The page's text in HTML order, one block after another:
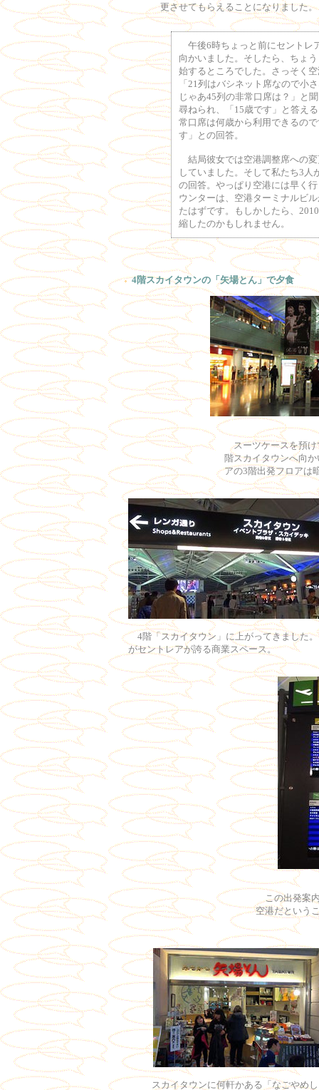
更させてもらえることになりました。
午後6時ちょっと前にセントレ
向かいました。そしたら、ちょ
始するところでした。さっそく
「21列はバシネット席なので小
じゃあ45列の非常口席は？」と
尋ねられ、「15歳です」と答え
常口席は何歳から利用できるの
す」との回答。
結局彼女では空港調整席への
していました。そして私たち3
の回答。やっぱり空港には早く
ウンターは、空港ターミナルビ
たはずです。もしかしたら、
縮したのかもしれません。
4階スカイタウンの「矢場とん」で夕食
スーツケースを預け
階スカイタウンへ向
アの3階出発フロアは
4階「スカイタウン」に上がってきました
がセントレアが誇る商業スペース。
この出発案
空港だという
スカイタウンに何軒かある「なごやめ